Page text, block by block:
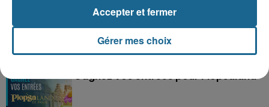
Gagnez vos entrées pour le parc
Bagatelle
Gagnez vos entrées pour Plopsaland
Gérer mes choix
Accepter et fermer